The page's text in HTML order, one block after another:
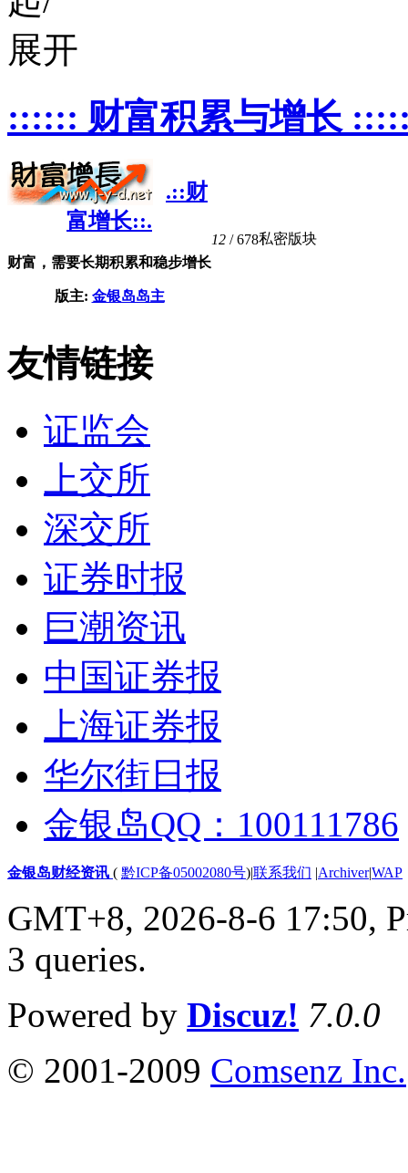
:::::: 财富积累与增长
.::财
富增长::.
财富，需要长期积累和稳步增长
版主: 金银岛岛主
12 / 678私密版块
友情链接
证监会
上交所
深交所
证券时报
巨潮资讯
中国证券报
上海证券报
华尔街日报
金银岛QQ：100111786
金银岛财经资讯 ( 黔ICP备05002080号)|联系我们 |Archiver|WAP
GMT+8, 2026-8-6 17:50,
3 queries.
Powered by Discuz! 7.0.0
© 2001-2009 Comsenz Inc.